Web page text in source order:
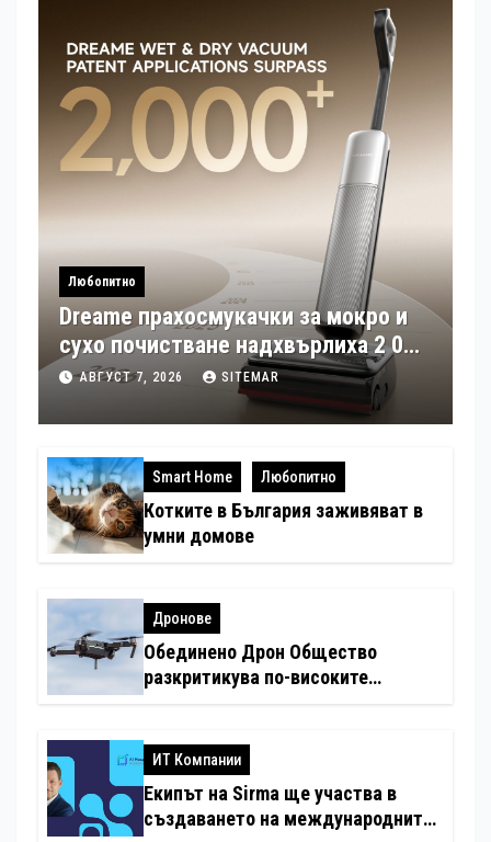
Любопитно
Dreame прахосмукачки за мокро и
сухо почистване надхвърлиха 2 000
патентни заявки в световен мащаб
АВГУСТ 7, 2026 SITEMAR
Smart Home Любопитно
Котките в България заживяват в
умни домове
Дронове
Обединено Дрон Общество
разкритикува по-високите
ИТ Компании
Екипът на Sirma ще участва в
създаването на международните